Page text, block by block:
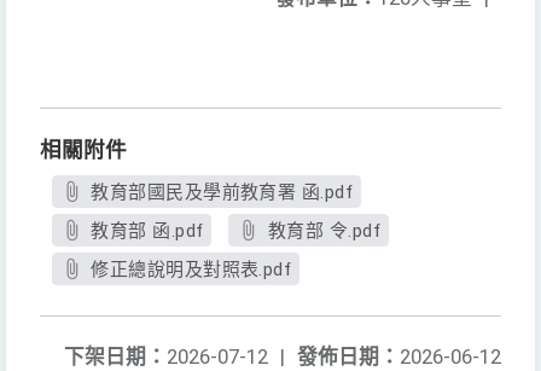
相關附件
教育部國民及學前教育署 函.pdf
教育部 函.pdf
教育部 令.pdf
修正總說明及對照表.pdf
發佈日期： 2026-06-12
下架日期： 2026-07-12 |